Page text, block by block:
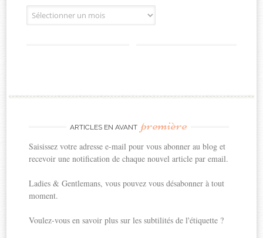
Archives
ARTICLES EN AVANT première
Saisissez votre adresse e-mail pour vous abonner au blog et
recevoir une notification de chaque nouvel article par email.
Ladies & Gentlemans, vous pouvez vous désabonner à tout
moment.
Voulez-vous en savoir plus sur les subtilités de l'étiquette ?